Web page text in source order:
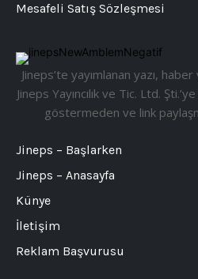
Jineps’te yayımlanan yazı,
Jineps Yayıncılık ve Tic. Ltd.
göstermeden ve link
Jineps – Başlarken
Jineps – Anasayfa
Künye
İletişim
Reklam Başvurusu
Mesafeli Satış Sözleşmesi